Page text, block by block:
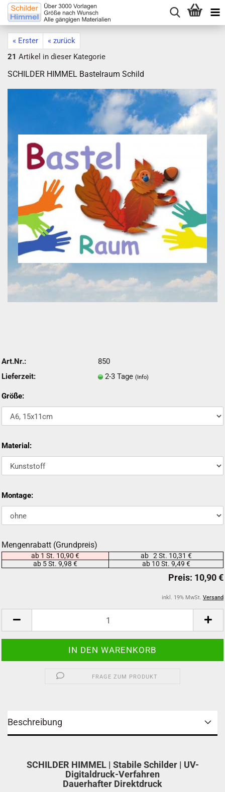
« Erster
« zurück
21 Artikel in dieser Kategorie
SCHILDER HIMMEL Bastelraum Schild
Art.Nr.:
850
Lieferzeit:
2-3 Tage (Info)
Größe:
Material:
Montage:
Mengenrabatt (Grundpreis)
ab 1 St. 10,90 €
ab 2 St. 10,31 €
ab 5 St. 9,98 €
ab 10 St. 9,49 €
inkl. 19% MwSt. Versand
FRAGE ZUM PRODUKT
Beschreibung
SCHILDER HIMMEL | Stabile Schilder | UV-
Digitaldruck-Verfahren
Dauerhafter Direktdruck